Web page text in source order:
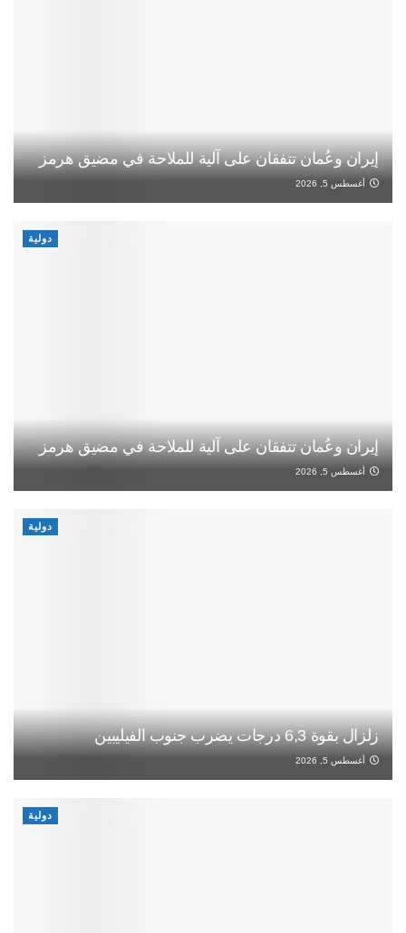
إيران وعُمان تتفقان على آلية للملاحة في مضيق هرمز
أغسطس 5, 2026
دولية
إيران وعُمان تتفقان على آلية للملاحة في مضيق هرمز
أغسطس 5, 2026
دولية
زلزال بقوة 6,3 درجات يضرب جنوب الفيليبين
أغسطس 5, 2026
دولية